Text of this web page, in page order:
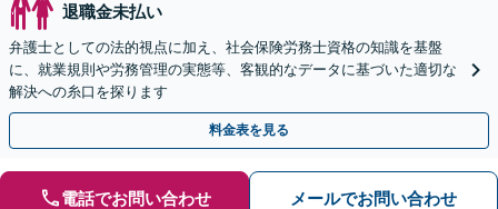
退職金未払い
弁護士としての法的視点に加え、社会保険労務士資格の知識を基盤
に、就業規則や労務管理の実態等、客観的なデータに基づいた適切な
解決への糸口を探ります
料金表を見る
電話でお問い合わせ メールでお問い合わせ